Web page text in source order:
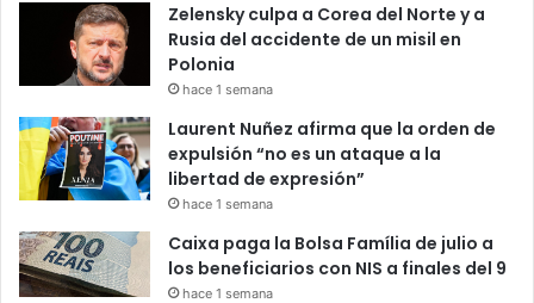
Zelensky culpa a Corea del Norte y a
Rusia del accidente de un misil en
Polonia
hace 1 semana
Laurent Nuñez afirma que la orden de
expulsión “no es un ataque a la
libertad de expresión”
hace 1 semana
Caixa paga la Bolsa Família de julio a
los beneficiarios con NIS a finales del 9
hace 1 semana